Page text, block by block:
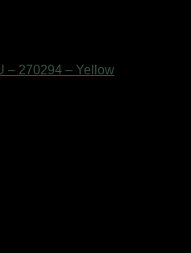
– 270294 – Yellow